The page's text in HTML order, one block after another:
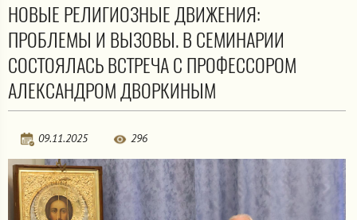
НОВЫЕ РЕЛИГИОЗНЫЕ ДВИЖЕНИЯ:
ПРОБЛЕМЫ И ВЫЗОВЫ. В СЕМИНАРИИ
СОСТОЯЛАСЬ ВСТРЕЧА С ПРОФЕССОРОМ
АЛЕКСАНДРОМ ДВОРКИНЫМ
09.11.2025 296